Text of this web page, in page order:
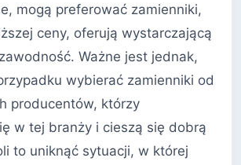
mogą preferować zamienniki,
ceny, oferują wystarczającą
Ważne jest jednak,
wybierać zamienniki od
producentów, którzy
w tej branży i cieszą się dobrą
to uniknąć sytuacji, w której